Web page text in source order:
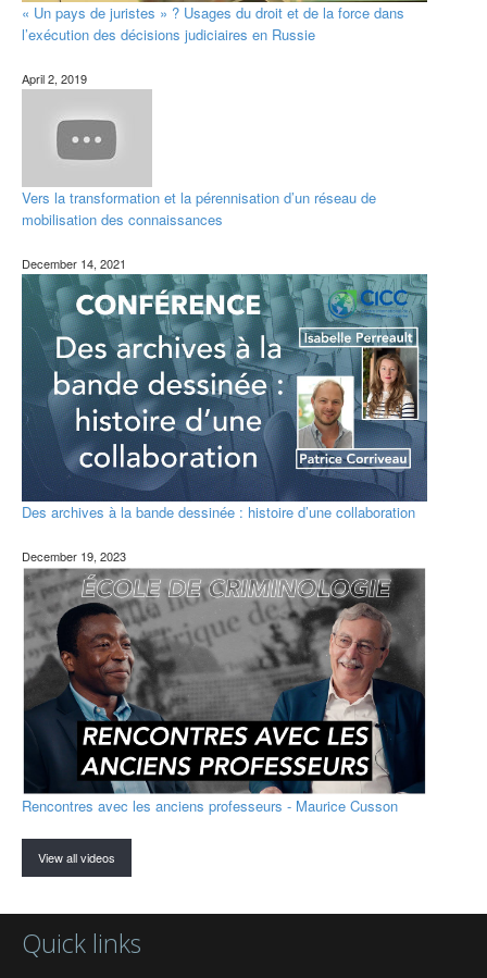
« Un pays de juristes » ? Usages du droit et de la force dans
l’exécution des décisions judiciaires en Russie
April 2, 2019
Vers la transformation et la pérennisation d’un réseau de
mobilisation des connaissances
December 14, 2021
Des archives à la bande dessinée : histoire d’une collaboration
December 19, 2023
Rencontres avec les anciens professeurs - Maurice Cusson
View all videos
Quick links